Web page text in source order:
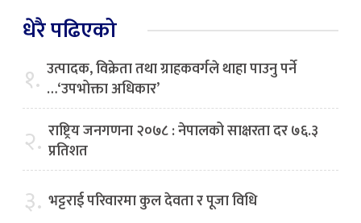
धेरै पढिएको
१. उत्पादक, विक्रेता तथा ग्राहकवर्गले थाहा पाउनु पर्ने
…‘उपभोक्ता अधिकार’
२. राष्ट्रिय जनगणना २०७८ : नेपालको साक्षरता दर ७६.३
प्रतिशत
३. भट्टराई परिवारमा कुल देवता र पूजा विधि